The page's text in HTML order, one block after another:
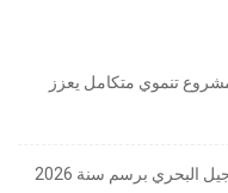
مشروع تنموي متكامل يعزز
البحري برسم سنة 2026